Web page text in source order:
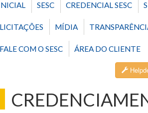
SESC CREDENCIAL SESC
LICITAÇÕES MÍDIA
FALE COM O SESC ÁREA DO CLIENTE